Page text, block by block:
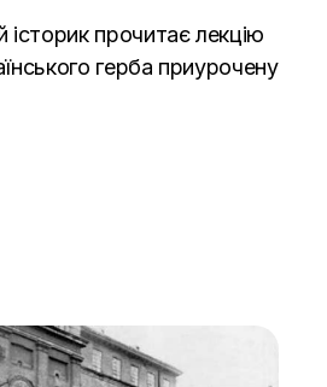
історик прочитає лекцію
герба приурочену